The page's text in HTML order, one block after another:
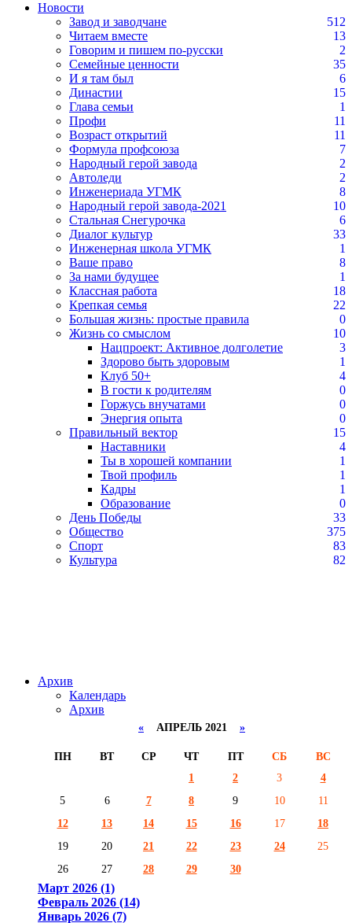
Новости
Завод и заводчане
512
Читаем вместе
13
Говорим и пишем по-русски
2
Семейные ценности
35
И я там был
6
Династии
15
Глава семьи
1
Профи
11
Возраст открытий
11
Формула профсоюза
7
Народный герой завода
2
Автоледи
2
Инженериада УГМК
8
Народный герой завода-2021
10
Стальная Снегурочка
6
Диалог культур
33
Инженерная школа УГМК
1
Ваше право
8
За нами будущее
1
Классная работа
18
Крепкая семья
22
Большая жизнь: простые правила
0
Жизнь со смыслом
10
Нацпроект: Активное долголетие
3
Здорово быть здоровым
1
Клуб 50+
4
В гости к родителям
0
Горжусь внучатами
0
Энергия опыта
0
Правильный вектор
15
Наставники
4
Ты в хорошей компании
1
Твой профиль
1
Кадры
1
Образование
0
День Победы
33
Общество
375
Спорт
83
Культура
82
Архив
Календарь
Архив
« АПРЕЛЬ 2021 »
ПН ВТ СР ЧТ ПТ СБ
ВС
1
2 3
4
5
6 7 8 9 10
11
12
13 14 15 16 17
18
19
20 21 22 23 24
25
26
27 28 29 30
Март 2026 (1)
Февраль 2026 (14)
Январь 2026 (7)